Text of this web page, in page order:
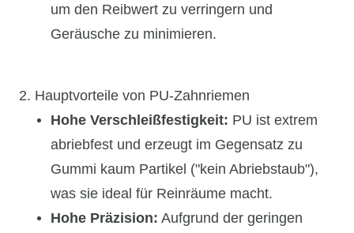
um den Reibwert zu verringern und
Geräusche zu minimieren.
2. Hauptvorteile von PU-Zahnriemen
Hohe Verschleißfestigkeit: PU ist extrem
abriebfest und erzeugt im Gegensatz zu
Gummi kaum Partikel ("kein Abriebstaub"),
was sie ideal für Reinräume macht.
Hohe Präzision: Aufgrund der geringen